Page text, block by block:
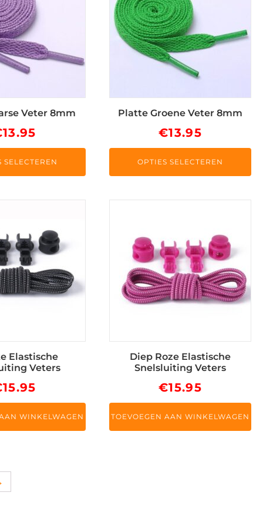
Veter 8mm
13.95
SELECTEREN
Platte Groene Veter 8mm
€13.95
OPTIES SELECTEREN
meerdere
variaties.
Deze
optie
op
productpagina
Elastische
Veters
15.95
WINKELWAGEN
Diep Roze Elastische
Snelsluiting Veters
€15.95
TOEVOEGEN AAN WINKELWAGEN